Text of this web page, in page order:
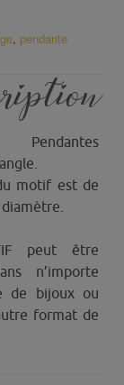
, pendante
Pendantes
motif est de
peut être
n’importe
de bijoux ou
format de